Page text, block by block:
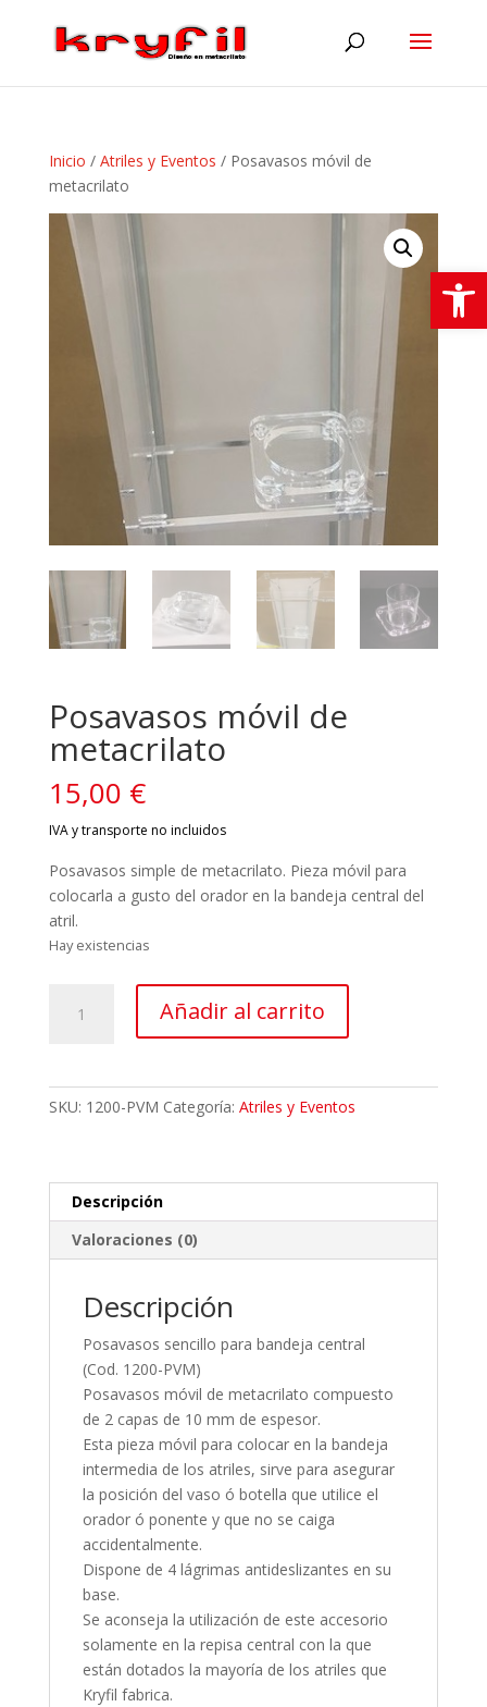
Inicio / Atriles y Eventos / Posavasos móvil de
metacrilato
Posavasos móvil de
metacrilato
15,00 €
Posavasos simple de metacrilato. Pieza móvil para
colocarla a gusto del orador en la bandeja central del
atril.
Hay existencias
móvil
Añadir al carrito
SKU: 1200-PVM Categoría: Atriles y Eventos
Descripción
Valoraciones (0)
Descripción
Posavasos sencillo para bandeja central
(Cod. 1200-PVM)
Posavasos móvil de metacrilato compuesto
de 2 capas de 10 mm de espesor.
Esta pieza móvil para colocar en la bandeja
intermedia de los atriles, sirve para asegurar
la posición del vaso ó botella que utilice el
orador ó ponente y que no se caiga
accidentalmente.
Dispone de 4 lágrimas antideslizantes en su
base.
Se aconseja la utilización de este accesorio
solamente en la repisa central con la que
están dotados la mayoría de los atriles que
Kryfil fabrica.